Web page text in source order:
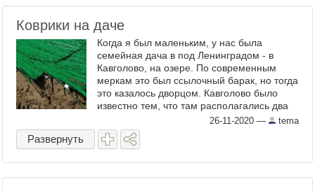
Коврики на даче
Когда я был маленьким, у нас была
семейная дача в под Ленинградом - в
Кавголово, на озере. По современным
меркам это был ссылочный барак, но тогда
это казалось дворцом. Кавголово было
известно тем, что там располагались два
трамплина. Сначала они работали только
зимой, но потом каким-то ...
26-11-2020 — tema
Развернуть